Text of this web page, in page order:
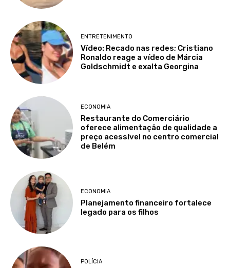
ENTRETENIMENTO
Vídeo: Recado nas redes; Cristiano
Ronaldo reage a vídeo de Márcia
Goldschmidt e exalta Georgina
ECONOMIA
Restaurante do Comerciário
oferece alimentação de qualidade a
preço acessível no centro comercial
de Belém
ECONOMIA
Planejamento financeiro fortalece
legado para os filhos
POLÍCIA